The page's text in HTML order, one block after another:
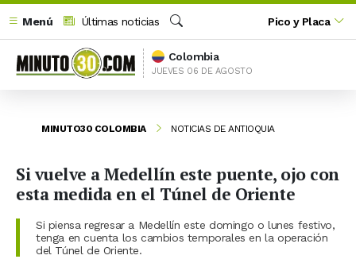
Menú
Últimas noticias
Buscar
Pico y Placa
Colombia
JUEVES 06 DE AGOSTO
MINUTO30 COLOMBIA NOTICIAS DE ANTIOQUIA
Si vuelve a Medellín este puente, ojo con
esta medida en el Túnel de Oriente
Si piensa regresar a Medellín este domingo o lunes festivo,
tenga en cuenta los cambios temporales en la operación
del Túnel de Oriente.